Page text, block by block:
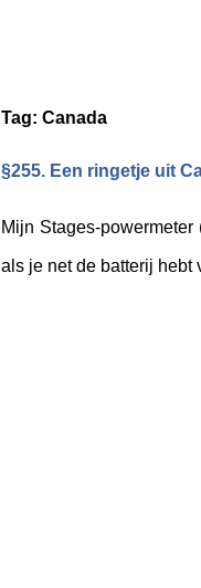
Tag: Canada
§255. Een ringetje uit
Mijn Stages-
als je net de batterij hebt